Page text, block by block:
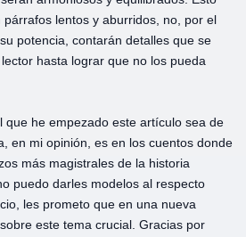
lentos y aburridos, no, por el
potencia, contarán detalles que se
hasta lograr que no los pueda
que he empezado este artículo sea de
en mi opinión, es en los cuentos donde
más magistrales de la historia
puedo darles modelos al respecto
les prometo que en una nueva
este tema crucial. Gracias por